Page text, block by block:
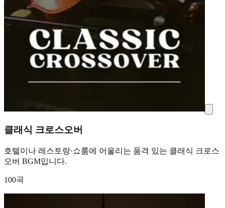
클래식 크로스오버
호텔이나 레스토랑·쇼룸에 어울리는 품격 있는 클래식 크로스
오버 BGM입니다.
100곡